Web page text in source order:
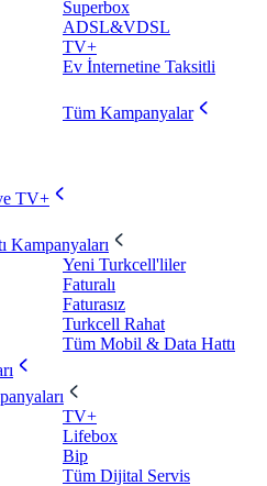
Superbox
ADSL&VDSL
TV+
Ev İnternetine Taksitli
Tüm Kampanyalar
TV+
Kampanyaları
Yeni Turkcell'liler
Faturalı
Faturasız
Turkcell Rahat
Tüm Mobil & Data Hattı
TV+
Lifebox
Bip
Tüm Dijital Servis